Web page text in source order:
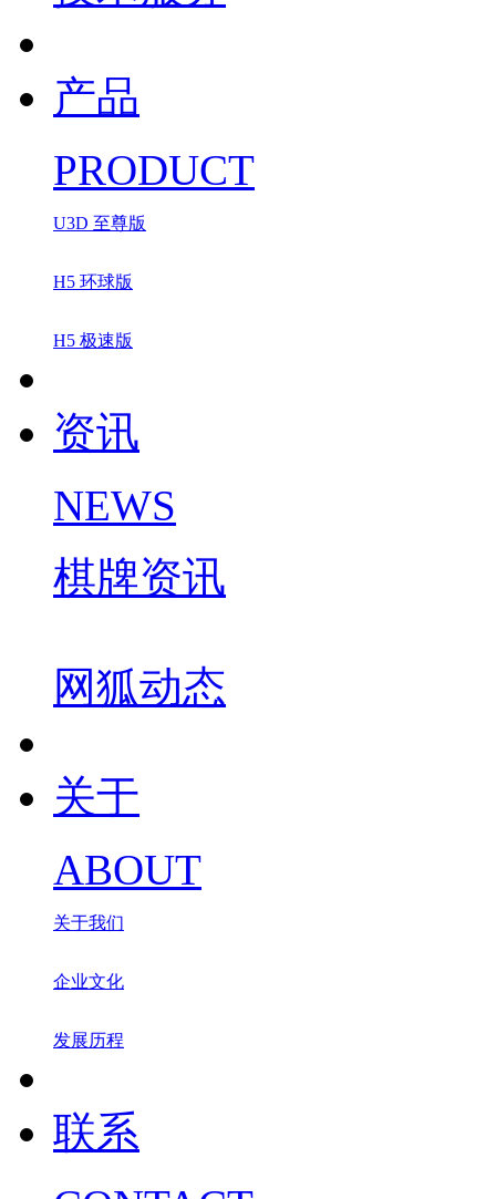
产品
PRODUCT
U3D 至尊版
H5 环球版
H5 极速版
资讯
NEWS
棋牌资讯
网狐动态
关于
ABOUT
关于我们
企业文化
发展历程
联系